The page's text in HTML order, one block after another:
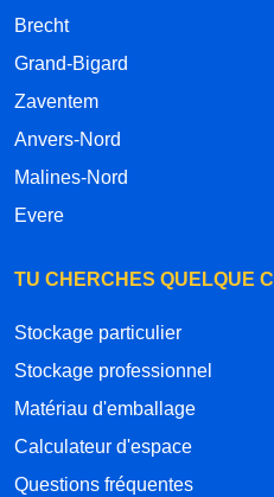
Brecht
Grand-Bigard
Zaventem
Anvers-Nord
Malines-Nord
Evere
TU CHERCHES QUELQUE
Stockage particulier
Stockage professionnel
Matériau d'emballage
Calculateur d'espace
Questions fréquentes